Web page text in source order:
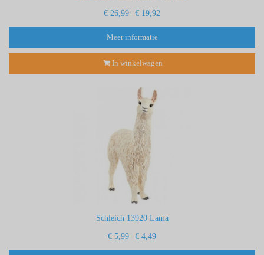
€ 26,99 € 19,92
Meer informatie
In winkelwagen
Schleich 13920 Lama
€ 5,99 € 4,49